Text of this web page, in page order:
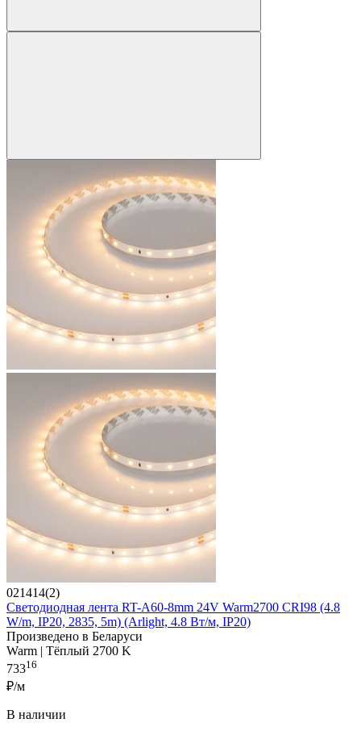
021414(2)
Светодиодная лента RT-A60-8mm 24V Warm2700 CRI98 (4.8
W/m, IP20, 2835, 5m) (Arlight, 4.8 Вт/м, IP20)
Произведено в Беларуси
Warm | Тёплый 2700 K
73316
₽/м
В наличии